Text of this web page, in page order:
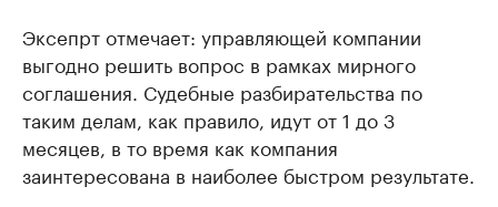
Эксепрт отмечает: управляющей компании
выгодно решить вопрос в рамках мирного
соглашения. Судебные разбирательства по
таким делам, как правило, идут от 1 до 3
месяцев, в то время как компания
заинтересована в наиболее быстром результате.